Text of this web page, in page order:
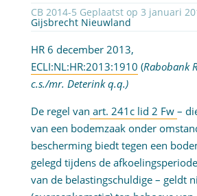
CB 2014-5 Geplaatst op 3 januari
Gijsbrecht Nieuwland
HR 6 december 2013,
ECLI:NL:HR:2013:1910 (Rabobank
c.s./mr. Deterink q.q.)
De regel van art. 241c lid 2 Fw –
van een bodemzaak onder
bescherming biedt tegen een
gelegd tijdens de
van de belastingschuldige – geldt